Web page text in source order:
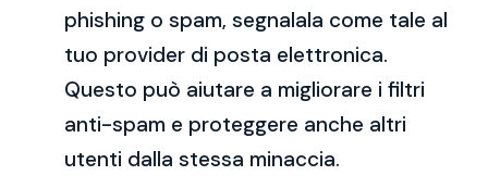
phishing o spam, segnalala come tale al
tuo provider di posta elettronica.
Questo può aiutare a migliorare i filtri
anti-spam e proteggere anche altri
utenti dalla stessa minaccia.